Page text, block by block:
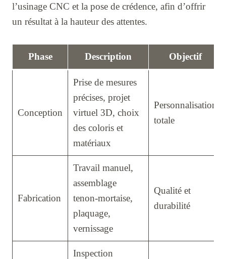
l’usinage CNC et la pose de crédence, afin d’offrir
un résultat à la hauteur des attentes.
Phase Description Objectif
Conception
Prise de mesures
précises, projet
virtuel 3D, choix
des coloris et
matériaux
Personnalisation
totale
Fabrication
Travail manuel,
assemblage
tenon-mortaise,
plaquage,
vernissage
Qualité et
durabilité
Inspection